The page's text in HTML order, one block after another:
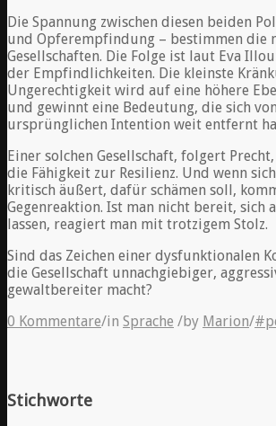
Die Spannung zwischen diesen beiden
und Opferempfindung – bestimmen die
Gesellschaften. Die Folge ist laut Eva
der Empfindlichkeiten. Die kleinste
Ungerechtigkeit wird auf eine höhere
und gewinnt eine Bedeutung, die sich
ursprünglichen Intention weit entfernt
Einer solchen Gesellschaft, folgert
die Fähigkeit zur Resilienz. Und wenn
kritisch äußert, dafür schämen soll,
Gegenreaktion. Ist man nicht bereit, sich
lassen, reagiert man mit trotzigem Stolz.
Sind das Zeichen einer dysfunktionalen
die Gesellschaft unnachgiebiger,
gewaltbereiter macht?
0 Kommentare/in Sprache /by Marion/
Stichworte